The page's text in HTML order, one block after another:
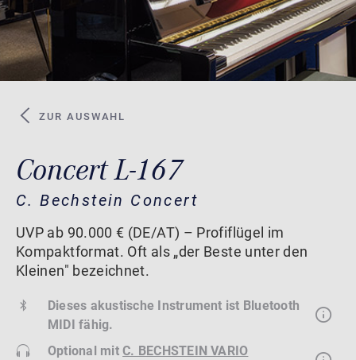
ZUR AUSWAHL
Concert L-167
C. Bechstein Concert
UVP ab 90.000 € (DE/AT) – Profiflügel im
Kompaktformat. Oft als „der Beste unter den
Kleinen" bezeichnet.
Dieses akustische Instrument ist Bluetooth
MIDI fähig.
Optional mitC. BECHSTEIN VARIO